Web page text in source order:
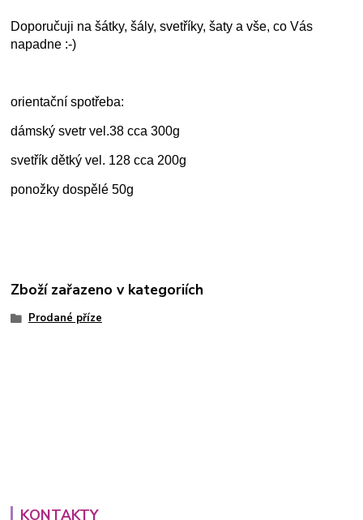
Doporučuji na šátky, šály, svetříky, šaty a vše, co Vás
napadne :-)
orientační spotřeba:
dámský svetr vel.38 cca 300g
svetřík dětký vel. 128 cca 200g
ponožky dospělé 50g
Zboží zařazeno v kategoriích
Prodané příze
KONTAKTY